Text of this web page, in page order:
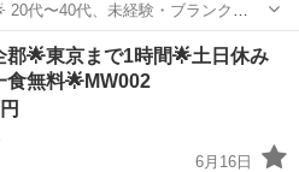
20代〜40代、未経験・ブランク
ます☆ URL: https://lin.ee...
経験
郡🌟東京まで1時間🌟土日休み
食無料🌟MW002
6月16日